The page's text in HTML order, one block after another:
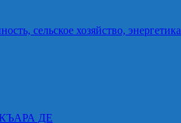
сельское хозяйство, энергетика
ДЕ